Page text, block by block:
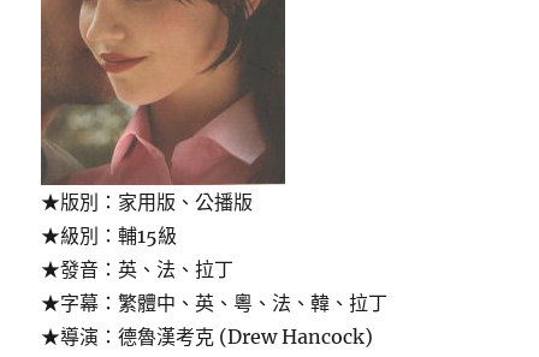
★版別：家用版、公播版
★級別：輔15級
★發音：英、法、拉丁
★字幕：繁體中、英、粵、法、韓、拉丁
★導演：德魯漢考克 (Drew Hancock)